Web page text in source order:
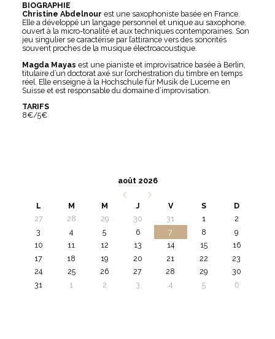
BIOGRAPHIE
Christine Abdelnour est une saxophoniste basée en France.
Elle a développé un langage personnel et unique au saxophone,
ouvert à la micro-tonalité et aux techniques contemporaines. Son
jeu singulier se caractérise par l’attirance vers des sonorités
souvent proches de la musique électroacoustique.
Magda Mayas est une pianiste et improvisatrice basée à Berlin,
titulaire d’un doctorat axé sur l’orchestration du timbre en temps
réel. Elle enseigne à la Hochschule für Musik de Lucerne en
Suisse et est responsable du domaine d’improvisation.
TARIFS
8€/5€
août 2026
L M M J V S
D
27
28 29 30 31 1
2
3
4 5 6 7 8
9
10
11 12 13 14 15
16
17
18 19 20 21 22
23
24
25 26 27 28 29
30
31
1 2 3 4 5 6